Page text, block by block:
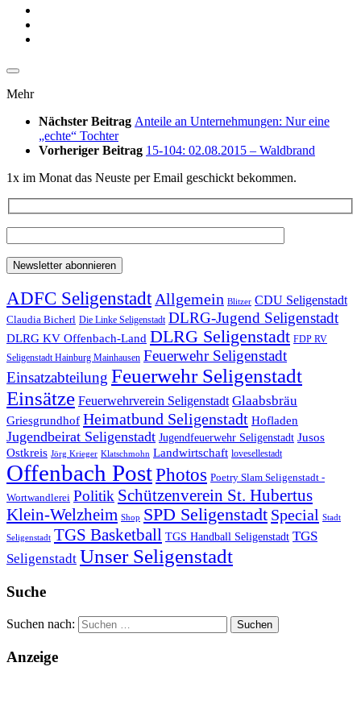
Mehr
Nächster Beitrag Anteile an Unternehmungen: Nur eine
„echte“ Tochter
Vorheriger Beitrag 15-104: 02.08.2015 – Waldbrand
1x im Monat das Neuste per Email geschickt bekommen.
ADFC SeligenstadtAllgemein Blitzer CDU Seligenstadt
Claudia Bicherl Die Linke Seligenstadt DLRG-Jugend Seligenstadt
DLRG KV Offenbach-Land DLRG Seligenstadt FDP RV
Seligenstadt Hainburg Mainhausen Feuerwehr Seligenstadt
Einsatzabteilung Feuerwehr Seligenstadt
Einsätze Feuerwehrverein Seligenstadt Glaabsbräu
Griesgrundhof Heimatbund Seligenstadt Hofladen
Jugendbeirat Seligenstadt Jugendfeuerwehr Seligenstadt Jusos
Ostkreis Jörg Krieger Klatschmohn Landwirtschaft lovesellestadt
Offenbach PostPhotos Poetry Slam Seligenstadt -
Wortwandlerei Politik Schützenverein St. Hubertus
Klein-Welzheim Shop SPD Seligenstadt Special Stadt
Seligenstadt TGS Basketball TGS Handball Seligenstadt TGS
Seligenstadt Unser Seligenstadt
Suche
Suchen nach:
Anzeige